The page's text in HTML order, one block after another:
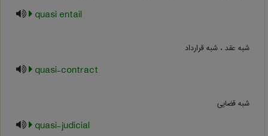
quasi entail
شبه عقد ، شبه قرارداد
quasi-contract
شبه قضایی
quasi-judicial